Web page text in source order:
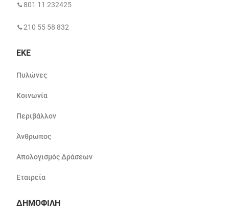
801 11 232425
210 55 58 832
ΕΚΕ
Πυλώνες
Κοινωνία
Περιβάλλον
Άνθρωπος
Απολογισμός Δράσεων
Εταιρεία
ΔΗΜΟΦΙΛΗ